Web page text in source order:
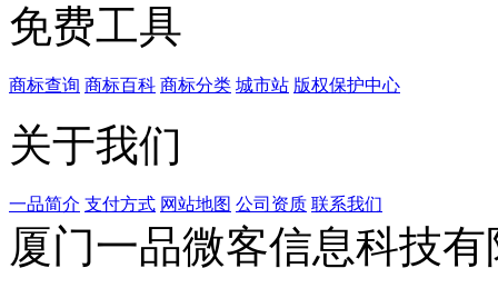
免费工具
商标查询 商标百科 商标分类 城市站 版权保护中心
关于我们
一品简介 支付方式 网站地图 公司资质 联系我们
厦门一品微客信息科技